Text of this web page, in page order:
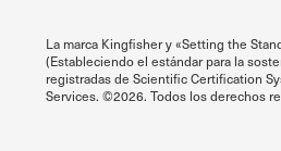
La marca Kingfisher y «Setting the
(Estableciendo el estándar para la
registradas de Scientific Certification
Services. ©2026. Todos los derechos